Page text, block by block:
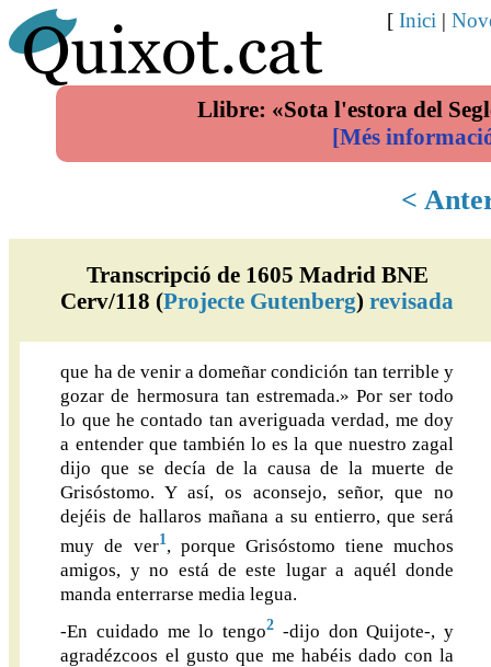
Llibre: «Sota l'estora del
[Més
[ Inici |
<
Transcripció de 1605 Madrid BNE
Cerv/118 (Projecte Gutenberg)revisada
que ha de venir a domeñar condición tan terrible y
gozar de hermosura tan estremada.» Por ser todo
lo que he contado tan averiguada verdad, me doy
a entender que también lo es la que nuestro zagal
dijo que se decía de la causa de la muerte de
Grisóstomo. Y así, os aconsejo, señor, que no
dejéis de hallaros mañana a su entierro, que será
muy de ver1, porque Grisóstomo tiene muchos
amigos, y no está de este lugar a aquél donde
manda enterrarse media legua.
-En cuidado me lo tengo2 -dijo don Quijote-, y
agradézcoos el gusto que me habéis dado con la